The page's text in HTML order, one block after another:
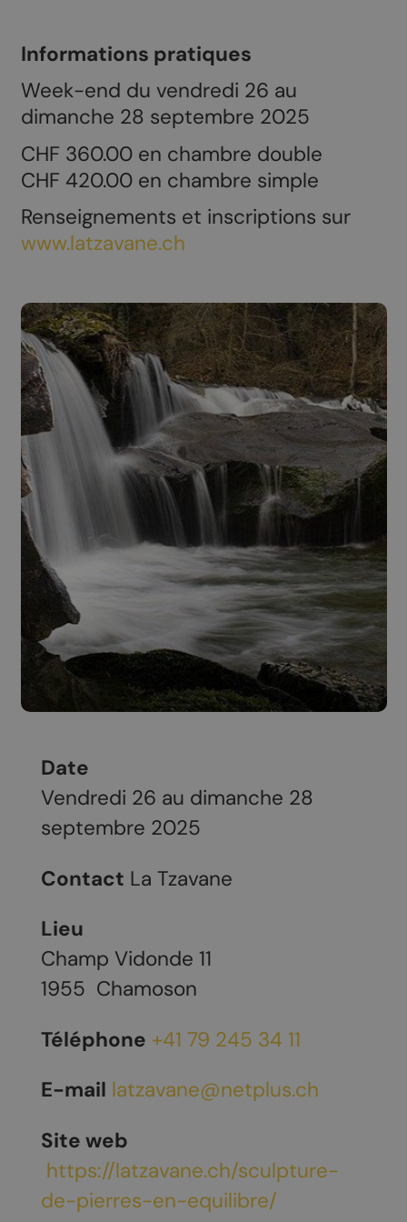
Informations pratiques
Week-end du vendredi 26 au
dimanche 28 septembre 2025
CHF 360.00 en chambre double
CHF 420.00 en chambre simple
Renseignements et inscriptions sur
www.latzavane.ch
Date
Vendredi 26 au dimanche 28
septembre 2025
Contact La Tzavane
Lieu
Champ Vidonde 11
1955 Chamoson
Téléphone +41 79 245 34 11
E-mail latzavane@netplus.ch
Site web
https://latzavane.ch/sculpture-
de-pierres-en-equilibre/